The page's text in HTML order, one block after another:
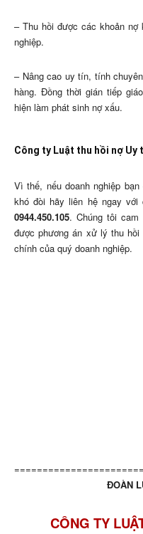
– Thu hồi được các khoản nợ
nghiệp.
– Nâng cao uy tín, tính
hàng. Đồng thời gián tiếp
hiện làm phát sinh nợ xấu.
Công ty Luật thu hồi nợ Uy
Vì thế, nếu doanh nghiệp
khó đòi hãy liên hệ ngay
0944.450.105. Chúng tôi
được phương án xử lý thu
chính của quý doanh nghiệp.
ĐOÀN
CÔNG TY